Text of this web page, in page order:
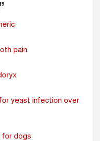
”
pain
yeast infection over
for dogs